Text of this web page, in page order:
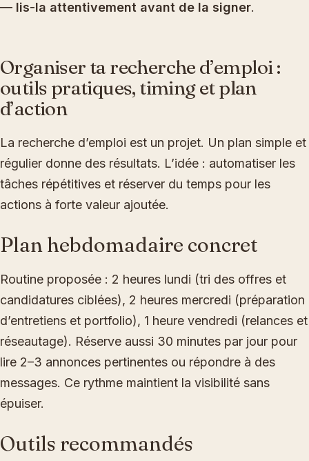
— lis-la attentivement avant de la signer.
Organiser ta recherche d’emploi :
outils pratiques, timing et plan
d’action
La recherche d’emploi est un projet. Un plan simple et
régulier donne des résultats. L’idée : automatiser les
tâches répétitives et réserver du temps pour les
actions à forte valeur ajoutée.
Plan hebdomadaire concret
Routine proposée : 2 heures lundi (tri des offres et
candidatures ciblées), 2 heures mercredi (préparation
d’entretiens et portfolio), 1 heure vendredi (relances et
réseautage). Réserve aussi 30 minutes par jour pour
lire 2–3 annonces pertinentes ou répondre à des
messages. Ce rythme maintient la visibilité sans
épuiser.
Outils recommandés